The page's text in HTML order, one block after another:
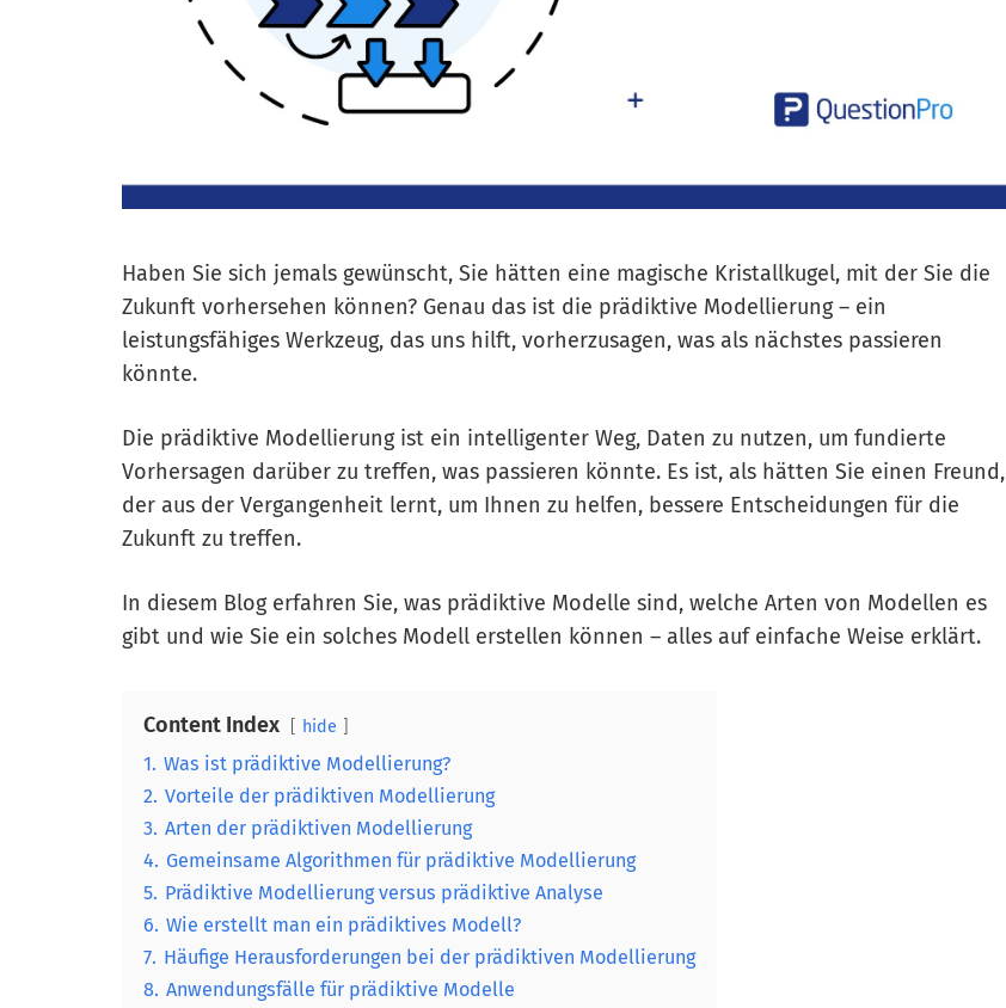
Haben Sie sich jemals gewünscht, Sie hätten eine magische Kristallkugel, mit der Sie die
Zukunft vorhersehen können? Genau das ist die prädiktive Modellierung – ein
leistungsfähiges Werkzeug, das uns hilft, vorherzusagen, was als nächstes passieren
könnte.
Die prädiktive Modellierung ist ein intelligenter Weg, Daten zu nutzen, um fundierte
Vorhersagen darüber zu treffen, was passieren könnte. Es ist, als hätten Sie einen Freund,
der aus der Vergangenheit lernt, um Ihnen zu helfen, bessere Entscheidungen für die
Zukunft zu treffen.
In diesem Blog erfahren Sie, was prädiktive Modelle sind, welche Arten von Modellen es
gibt und wie Sie ein solches Modell erstellen können – alles auf einfache Weise erklärt.
Content Index hide
1. Was ist prädiktive Modellierung?
2. Vorteile der prädiktiven Modellierung
3. Arten der prädiktiven Modellierung
4. Gemeinsame Algorithmen für prädiktive Modellierung
5. Prädiktive Modellierung versus prädiktive Analyse
6. Wie erstellt man ein prädiktives Modell?
7. Häufige Herausforderungen bei der prädiktiven Modellierung
8. Anwendungsfälle für prädiktive Modelle